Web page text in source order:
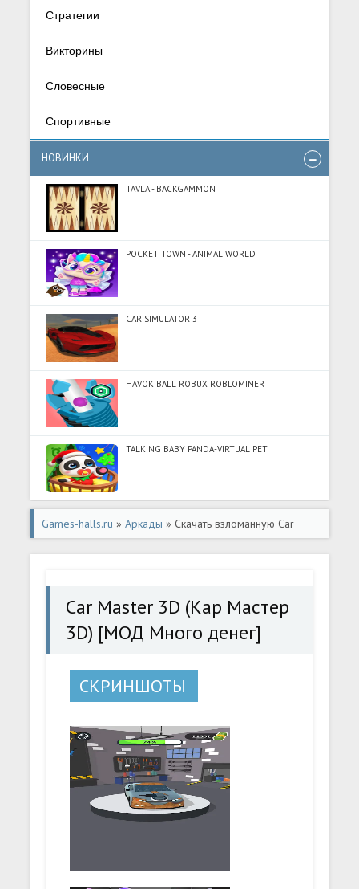
Стратегии
Викторины
Словесные
Спортивные
НОВИНКИ
TAVLA - BACKGAMMON
POCKET TOWN - ANIMAL WORLD
CAR SIMULATOR 3
HAVOK BALL ROBUX ROBLOMINER
TALKING BABY PANDA-VIRTUAL PET
Games-halls.ru »Аркады » Скачать взломанную Car
Master 3D (Кар Мастер 3D) [МОД Много денег] -
Car Master 3D (Кар Мастер
3D) [МОД Много денег]
СКРИНШОТЫ